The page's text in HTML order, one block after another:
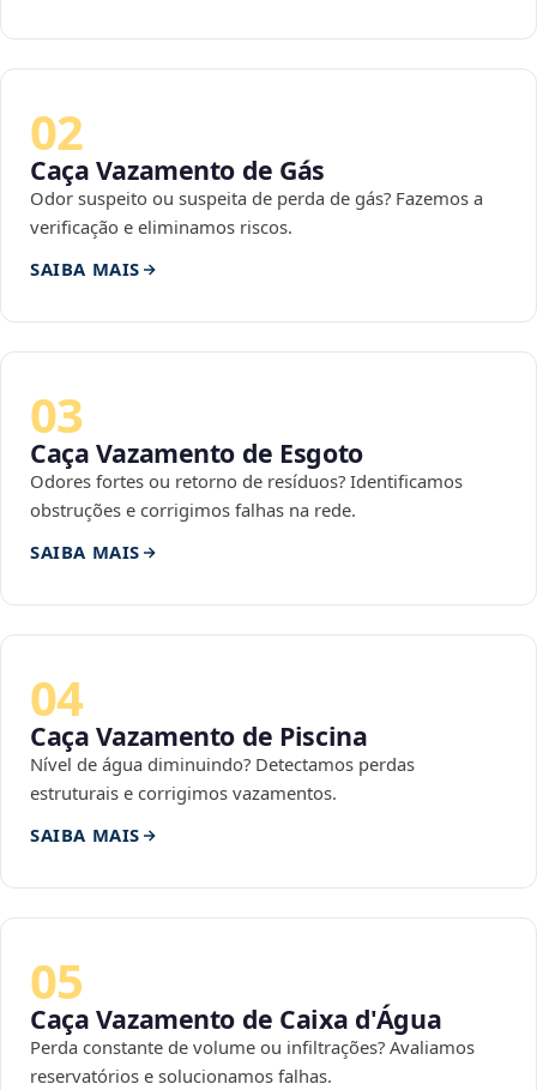
02
Caça Vazamento de Gás
Odor suspeito ou suspeita de perda de gás? Fazemos a
verificação e eliminamos riscos.
SAIBA MAIS
03
Caça Vazamento de Esgoto
Odores fortes ou retorno de resíduos? Identificamos
obstruções e corrigimos falhas na rede.
SAIBA MAIS
04
Caça Vazamento de Piscina
Nível de água diminuindo? Detectamos perdas
estruturais e corrigimos vazamentos.
SAIBA MAIS
05
Caça Vazamento de Caixa d'Água
Perda constante de volume ou infiltrações? Avaliamos
reservatórios e solucionamos falhas.